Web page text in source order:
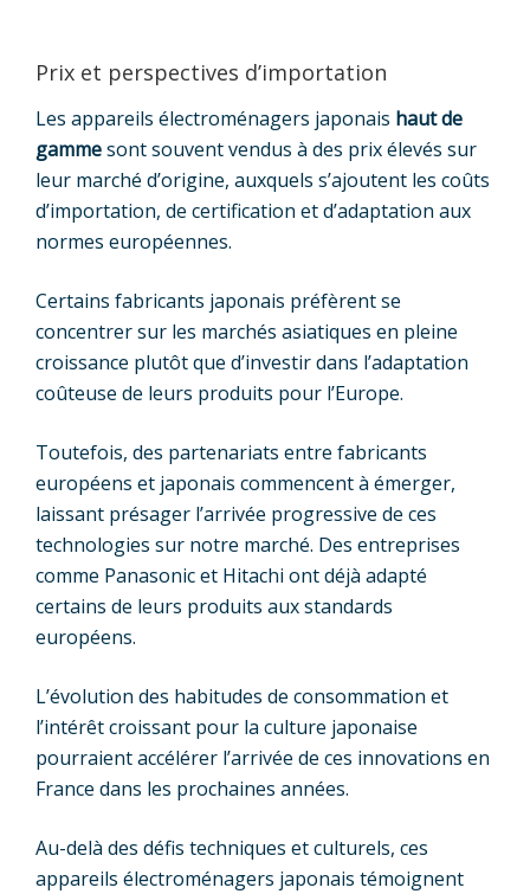
Prix et perspectives d’importation
Les appareils électroménagers japonais haut de
gammesont souvent vendus à des prix élevés sur
leur marché d’origine, auxquels s’ajoutent les coûts
d’importation, de certification et d’adaptation aux
normes européennes.
Certains fabricants japonais préfèrent se
concentrer sur les marchés asiatiques en pleine
croissance plutôt que d’investir dans l’adaptation
coûteuse de leurs produits pour l’Europe.
Toutefois, des partenariats entre fabricants
européens et japonais commencent à émerger,
laissant présager l’arrivée progressive de ces
technologies sur notre marché. Des entreprises
comme Panasonic et Hitachi ont déjà adapté
certains de leurs produits aux standards
européens.
L’évolution des habitudes de consommation et
l’intérêt croissant pour la culture japonaise
pourraient accélérer l’arrivée de ces innovations en
France dans les prochaines années.
Au-delà des défis techniques et culturels, ces
appareils électroménagers japonais témoignent